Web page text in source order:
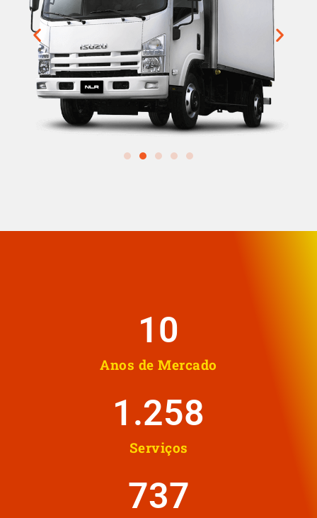
Anos de Mercado
10
Serviços
1.258
737